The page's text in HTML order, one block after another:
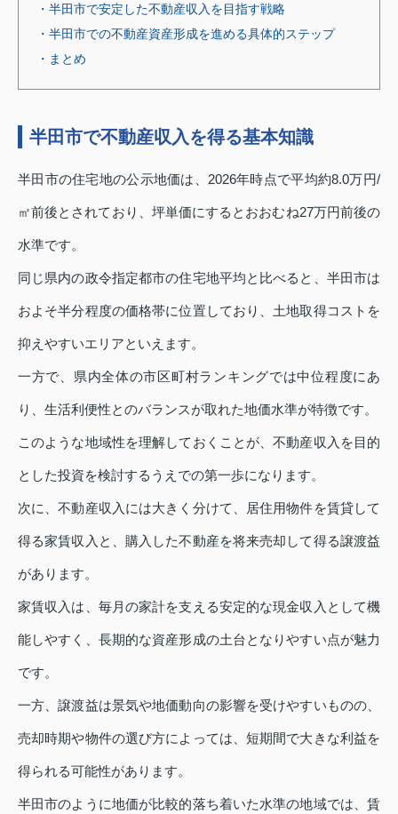
・半田市で安定した不動産収入を目指す戦略
・半田市での不動産資産形成を進める具体的ステップ
・まとめ
半田市で不動産収入を得る基本知識
半田市の住宅地の公示地価は、2026年時点で平均約8.0万円/
㎡前後とされており、坪単価にするとおおむね27万円前後の
水準です。
同じ県内の政令指定都市の住宅地平均と比べると、半田市は
およそ半分程度の価格帯に位置しており、土地取得コストを
抑えやすいエリアといえます。
一方で、県内全体の市区町村ランキングでは中位程度にあ
り、生活利便性とのバランスが取れた地価水準が特徴です。
このような地域性を理解しておくことが、不動産収入を目的
とした投資を検討するうえでの第一歩になります。
次に、不動産収入には大きく分けて、居住用物件を賃貸して
得る家賃収入と、購入した不動産を将来売却して得る譲渡益
があります。
家賃収入は、毎月の家計を支える安定的な現金収入として機
能しやすく、長期的な資産形成の土台となりやすい点が魅力
です。
一方、譲渡益は景気や地価動向の影響を受けやすいものの、
売却時期や物件の選び方によっては、短期間で大きな利益を
得られる可能性があります。
半田市のように地価が比較的落ち着いた水準の地域では、賃